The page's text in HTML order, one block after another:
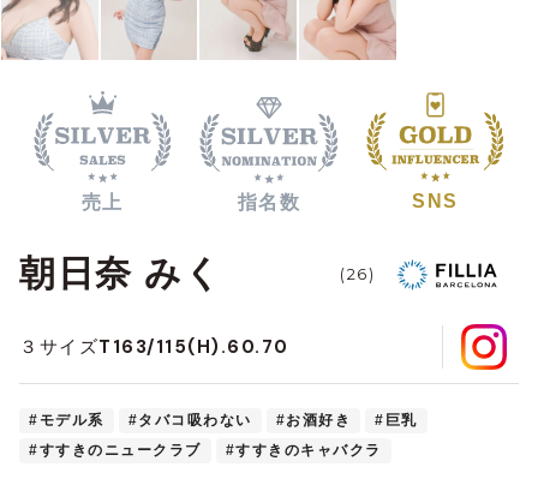
売上 指名数 SNS
朝日奈 みく (26)
３サイズT163/115(H).60.70
#モデル系 #タバコ吸わない #お酒好き
#巨乳
#すすきのニュークラブ
#すすきのキャバクラ